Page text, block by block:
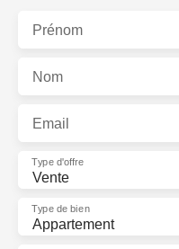
Prénom
Nom
Email
Vente
Type d'offre
Appartement
Type de bien